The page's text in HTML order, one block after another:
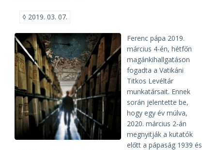
◊ 2019. 03. 07.
Ferenc pápa 2019.
március 4-én, hétfőn
magánkihallgatáson
fogadta a Vatikáni
Titkos Levéltár
munkatársait. Ennek
során jelentette be,
hogy egy év múlva,
2020. március 2-án
megnyitják a kutatók
előtt a pápaság 1939 és